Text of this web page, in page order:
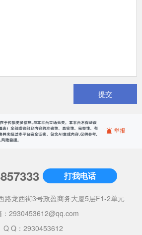
提交
打我电话
路龙西街3号政盈商务大厦5层F1-2单元
2930453612@qq.com
Q Q：2930453612